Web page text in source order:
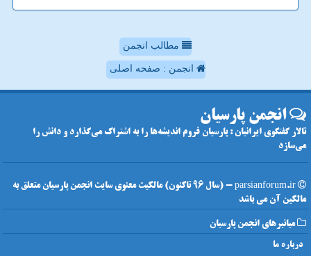
مطالب انجمن
انجمن : صفحه اصلی
انجمن پارسیان
تالار گفتگوی ایرانیان : پارسیان فروم اندیشه‌ها را به اشتراک می‌گذارد و دانش را
می‌سازد
parsianforum.ir - (سال 96 تاکنون) مالکیت معنوی سایت انجمن پارسیان متعلق به
مالکین آن می باشد
میانبرهای انجمن پارسیان
درباره ما